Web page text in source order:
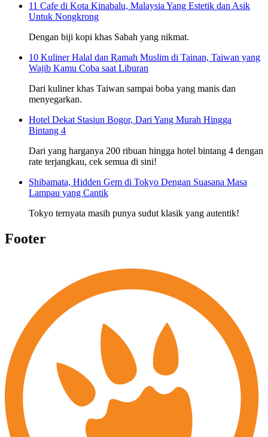
11 Cafe di Kota Kinabalu, Malaysia Yang Estetik dan Asik
Untuk Nongkrong
Dengan biji kopi khas Sabah yang nikmat.
10 Kuliner Halal dan Ramah Muslim di Tainan, Taiwan yang
Wajib Kamu Coba saat Liburan
Dari kuliner khas Taiwan sampai boba yang manis dan
menyegarkan.
Hotel Dekat Stasiun Bogor, Dari Yang Murah Hingga
Bintang 4
Dari yang harganya 200 ribuan hingga hotel bintang 4 dengan
rate terjangkau, cek semua di sini!
Shibamata, Hidden Gem di Tokyo Dengan Suasana Masa
Lampau yang Cantik
Tokyo ternyata masih punya sudut klasik yang autentik!
Footer